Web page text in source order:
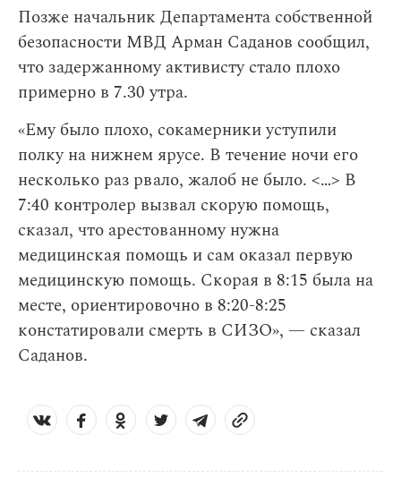
Позже начальник Департамента собственной
безопасности МВД Арман Саданов сообщил,
что задержанному активисту стало плохо
примерно в 7.30 утра.
«Ему было плохо, сокамерники уступили
полку на нижнем ярусе. В течение ночи его
несколько раз рвало, жалоб не было. <…> В
7:40 контролер вызвал скорую помощь,
сказал, что арестованному нужна
медицинская помощь и сам оказал первую
медицинскую помощь. Скорая в 8:15 была на
месте, ориентировочно в 8:20-8:25
констатировали смерть в СИЗО», — сказал
Саданов.